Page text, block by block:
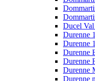
Ducel
Durenne
Durenne
Durenne
Durenne
Durenne
Durenne